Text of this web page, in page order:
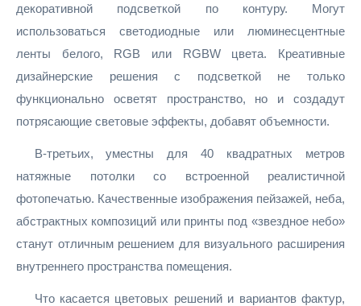
декоративной подсветкой по контуру. Могут
использоваться светодиодные или люминесцентные
ленты белого, RGB или RGBW цвета. Креативные
дизайнерские решения с подсветкой не только
функционально осветят пространство, но и создадут
потрясающие световые эффекты, добавят объемности.
В-третьих, уместны для 40 квадратных метров
натяжные потолки со встроенной реалистичной
фотопечатью. Качественные изображения пейзажей, неба,
абстрактных композиций или принты под «звездное небо»
станут отличным решением для визуального расширения
внутреннего пространства помещения.
Что касается цветовых решений и вариантов фактур,